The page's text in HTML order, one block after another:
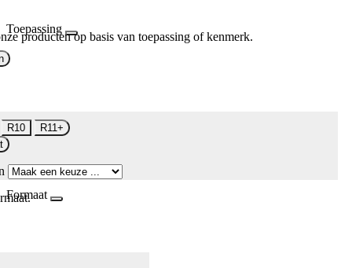
Toepassing
producten op basis van toepassing of kenmerk.
R10
R11+
Formaat